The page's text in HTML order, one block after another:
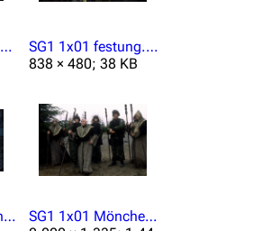
SG1 10x19 Umzingeln.JPG
SG1 1x01 festung.jpg
838 × 480; 38 KB
SG1 1x01 invasion.jpg
SG1 1x01 Mönche.jpg